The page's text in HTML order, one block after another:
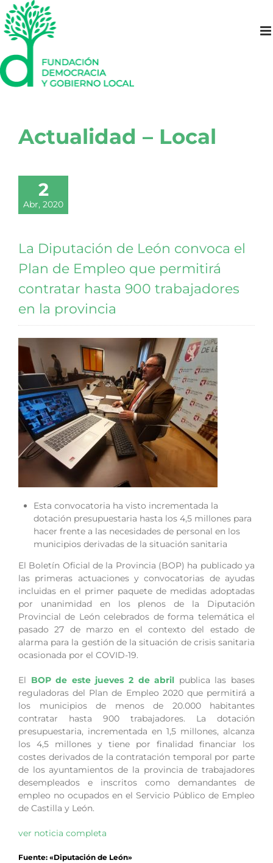
Saltar
al
contenido
Actualidad – Local
2
Abr, 2020
La Diputación de León convoca el
Plan de Empleo que permitirá
contratar hasta 900 trabajadores
en la provincia
Esta convocatoria ha visto incrementada la
dotación presupuestaria hasta los 4,5 millones para
hacer frente a las necesidades de personal en los
municipios derivadas de la situación sanitaria
El Boletín Oficial de la Provincia (BOP) ha publicado ya
las primeras actuaciones y convocatorias de ayudas
incluidas en el primer paquete de medidas adoptadas
por unanimidad en los plenos de la Diputación
Provincial de León celebrados de forma telemática el
pasado 27 de marzo en el contexto del estado de
alarma para la gestión de la situación de crisis sanitaria
ocasionada por el COVID-19.
El BOP de este jueves 2 de abril publica las bases
reguladoras del Plan de Empleo 2020 que permitirá a
los municipios de menos de 20.000 habitantes
contratar hasta 900 trabajadores. La dotación
presupuestaria, incrementada en 1,5 millones, alcanza
los 4,5 millones y tiene por finalidad financiar los
costes derivados de la contratación temporal por parte
de los ayuntamientos de la provincia de trabajadores
desempleados e inscritos como demandantes de
empleo no ocupados en el Servicio Público de Empleo
de Castilla y León.
ver noticia completa
Fuente: «Diputación de León»